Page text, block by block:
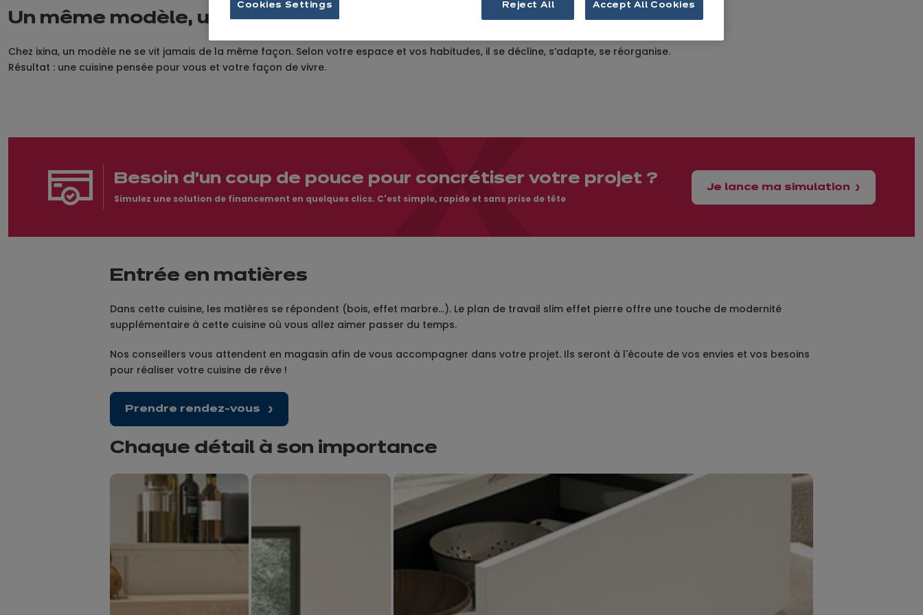
Un même modèle, un max de possibilités
Chez ixina, un modèle ne se vit jamais de la même façon. Selon votre espace et vos habitudes, il se décline, s’adapte, se réorganise.
Résultat : une cuisine pensée pour vous et votre façon de vivre.
Besoin d'un coup de pouce pour concrétiser votre projet ?
Simulez une solution de financement en quelques clics. C'est simple, rapide et sans prise de tête
Je lance ma simulation
Entrée en matières
Dans cette cuisine, les matières se répondent (bois, effet marbre…). Le plan de travail slim effet pierre offre une touche de modernité
supplémentaire à cette cuisine où vous allez aimer passer du temps.
Nos conseillers vous attendent en magasin afin de vous accompagner dans votre projet. Ils seront à l'écoute de vos envies et vos besoins
pour réaliser votre cuisine de rêve !
Prendre rendez-vous
Chaque détail à son importance
Cookies Settings Reject All Accept All Cookies